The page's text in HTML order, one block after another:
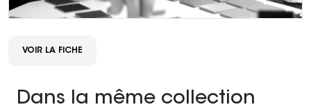
VOIR LA FICHE
Dans la même collection